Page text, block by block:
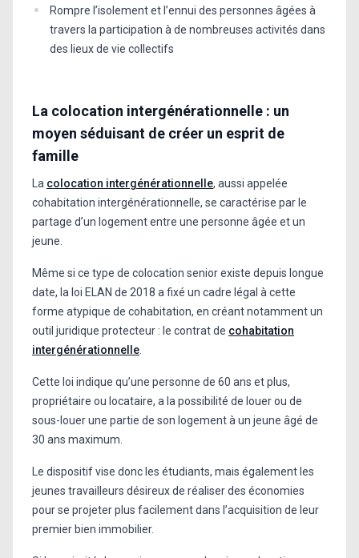
Rompre l’isolement et l’ennui des personnes âgées à
travers la participation à de nombreuses activités dans
des lieux de vie collectifs
La colocation intergénérationnelle : un
moyen séduisant de créer un esprit de
famille
La colocation intergénérationnelle, aussi appelée
cohabitation intergénérationnelle, se caractérise par le
partage d’un logement entre une personne âgée et un
jeune.
Même si ce type de colocation senior existe depuis longue
date, la loi ELAN de 2018 a fixé un cadre légal à cette
forme atypique de cohabitation, en créant notamment un
outil juridique protecteur : le contrat de cohabitation
intergénérationnelle
Cette loi indique qu’une personne de 60 ans et plus,
propriétaire ou locataire, a la possibilité de louer ou de
sous-louer une partie de son logement à un jeune âgé de
30 ans maximum.
Le dispositif vise donc les étudiants, mais également les
jeunes travailleurs désireux de réaliser des économies
pour se projeter plus facilement dans l’acquisition de leur
premier bien immobilier.